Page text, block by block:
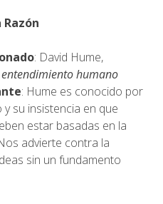
Razón
: David Hume,
humano
: Hume es conocido por
su insistencia en que
estar basadas en la
advierte contra la
sin un fundamento